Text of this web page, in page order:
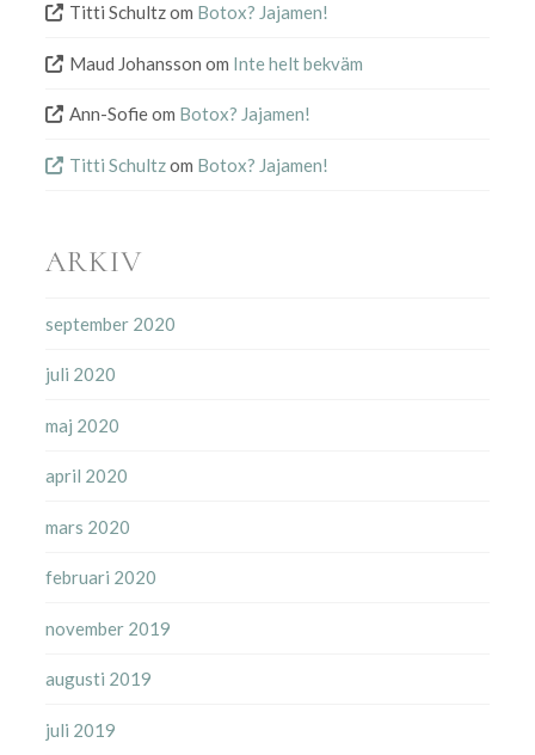
Titti Schultzom Botox? Jajamen!
Maud Johansson om Inte helt bekväm
Ann-Sofieom Botox? Jajamen!
Titti Schultzom Botox? Jajamen!
ARKIV
september 2020
juli 2020
maj 2020
april 2020
mars 2020
februari 2020
november 2019
augusti 2019
juli 2019